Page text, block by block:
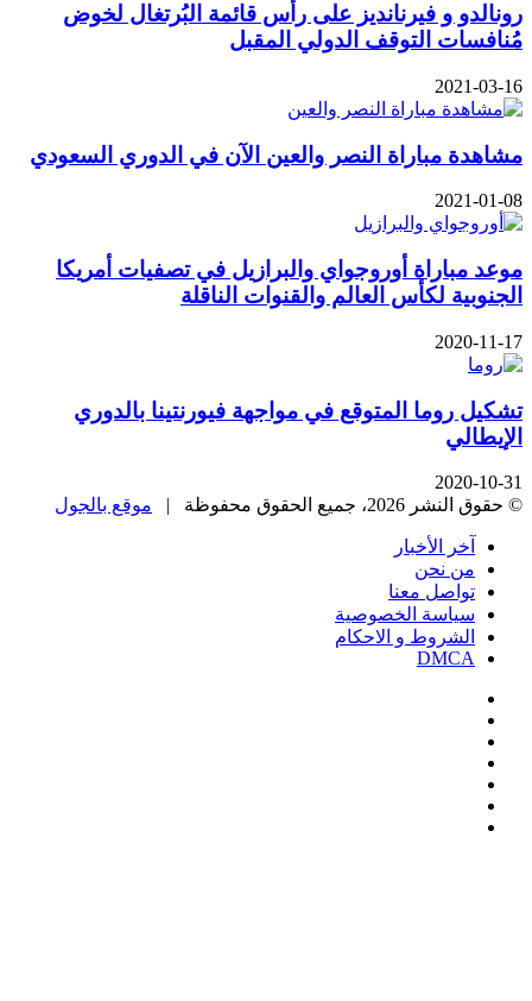
رونالدو و فيرنانديز على رأس قائمة البُرتغال لخوض
مُنافسات التوقف الدولي المقبل
2021-03-16
مشاهدة مباراة النصر والعين الآن في الدوري السعودي
2021-01-08
موعد مباراة أوروجواي والبرازيل في تصفيات أمريكا
الجنوبية لكأس العالم والقنوات الناقلة
2020-11-17
تشكيل روما المتوقع في مواجهة فيورنتينا بالدوري
الإيطالي
2020-10-31
© حقوق النشر 2026، جميع الحقوق محفوظة |
موقع بالجول
آخر الأخبار
من نحن
تواصل معنا
سياسة الخصوصية
الشروط و الاحكام
DMCA